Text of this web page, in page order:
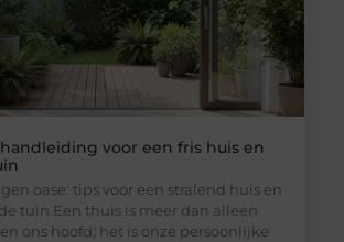
voor een fris huis en
oase: tips voor een stralend huis en
tuin Een thuis is meer dan alleen
ons hoofd; het is onze persoonlijke